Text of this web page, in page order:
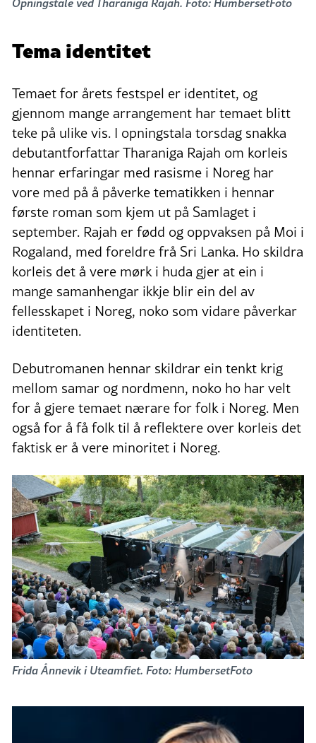
Tema identitet
Temaet for årets festspel er identitet, og
gjennom mange arrangement har temaet blitt
teke på ulike vis. I opningstala torsdag snakka
debutantforfattar Tharaniga Rajah om korleis
hennar erfaringar med rasisme i Noreg har
vore med på å påverke tematikken i hennar
første roman som kjem ut på Samlaget i
september. Rajah er fødd og oppvaksen på Moi i
Rogaland, med foreldre frå Sri Lanka. Ho skildra
korleis det å vere mørk i huda gjer at ein i
mange samanhengar ikkje blir ein del av
fellesskapet i Noreg, noko som vidare påverkar
identiteten.
Debutromanen hennar skildrar ein tenkt krig
mellom samar og nordmenn, noko ho har velt
for å gjere temaet nærare for folk i Noreg. Men
også for å få folk til å reflektere over korleis det
faktisk er å vere minoritet i Noreg.
Frida Ånnevik i Uteamfiet. Foto: HumbersetFoto